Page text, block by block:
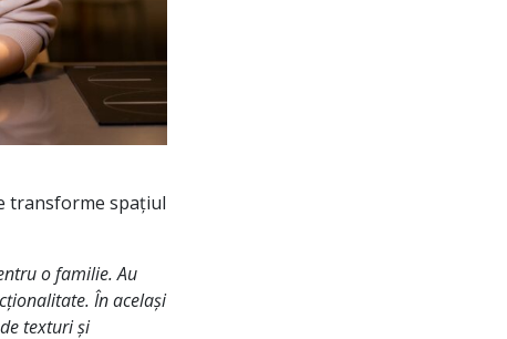
transforme spațiul
o familie. Au
În același
texturi și